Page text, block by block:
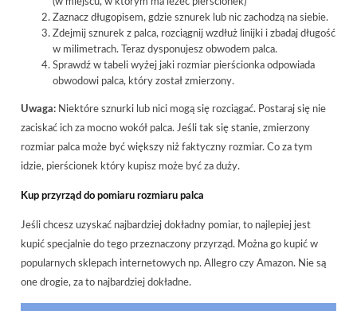
Zaznacz długopisem, gdzie sznurek lub nic zachodzą na siebie.
Zdejmij sznurek z palca, rozciągnij wzdłuż linijki i zbadaj długość
w milimetrach. Teraz dysponujesz obwodem palca.
Sprawdź w tabeli wyżej jaki rozmiar pierścionka odpowiada
obwodowi palca, który został zmierzony.
Uwaga: Niektóre sznurki lub nici mogą się rozciągać. Postaraj się nie
zaciskać ich za mocno wokół palca. Jeśli tak się stanie, zmierzony
rozmiar palca może być większy niż faktyczny rozmiar. Co za tym
idzie, pierścionek który kupisz może być za duży.
Kup przyrząd do pomiaru rozmiaru palca
Jeśli chcesz uzyskać najbardziej dokładny pomiar, to najlepiej jest
kupić specjalnie do tego przeznaczony przyrząd. Można go kupić w
popularnych sklepach internetowych np. Allegro czy Amazon. Nie są
one drogie, za to najbardziej dokładne.